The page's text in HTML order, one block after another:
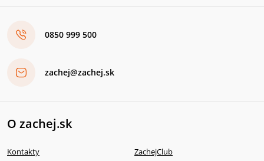
0850 999 500
zachej@zachej.sk
O zachej.sk
Kontakty
ZachejClub